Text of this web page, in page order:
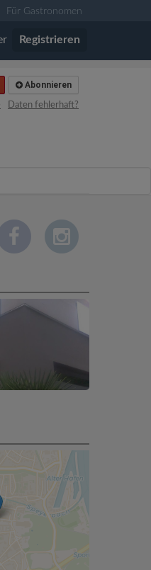
Für Gastronomen
Registrieren
Abonnieren
Daten fehlerhaft?